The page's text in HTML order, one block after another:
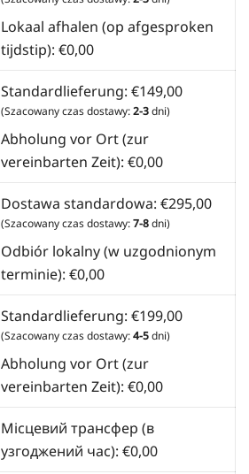
Lokaal afhalen (op afgesproken
tijdstip): €0,00
Standardlieferung: €149,00
(Szacowany czas dostawy:2-3dni)
Abholung vor Ort (zur
vereinbarten Zeit): €0,00
Dostawa standardowa: €295,00
(Szacowany czas dostawy:7-8dni)
Odbiór lokalny (w uzgodnionym
terminie): €0,00
Standardlieferung: €199,00
(Szacowany czas dostawy:4-5dni)
Abholung vor Ort (zur
vereinbarten Zeit): €0,00
Місцевий трансфер (в
узгоджений час): €0,00